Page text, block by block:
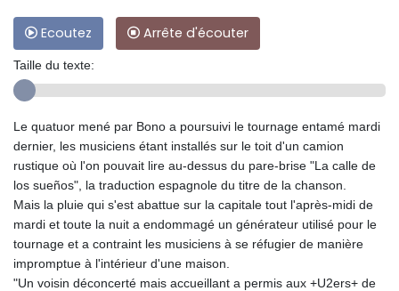
Ecoutez Arrête d'écouter
Taille du texte:
Le quatuor mené par Bono a poursuivi le tournage entamé mardi
dernier, les musiciens étant installés sur le toit d'un camion
rustique où l'on pouvait lire au-dessus du pare-brise "La calle de
los sueños", la traduction espagnole du titre de la chanson.
Mais la pluie qui s'est abattue sur la capitale tout l'après-midi de
mardi et toute la nuit a endommagé un générateur utilisé pour le
tournage et a contraint les musiciens à se réfugier de manière
impromptue à l'intérieur d'une maison.
"Un voisin déconcerté mais accueillant a permis aux +U2ers+ de